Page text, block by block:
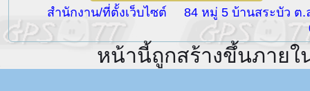
สำนักงาน/ที่ตั้งเว็บไซต์
84 หมู่ 5 บ้านสระบัว
หน้านี้ถูกสร้างขึ้นภายใ